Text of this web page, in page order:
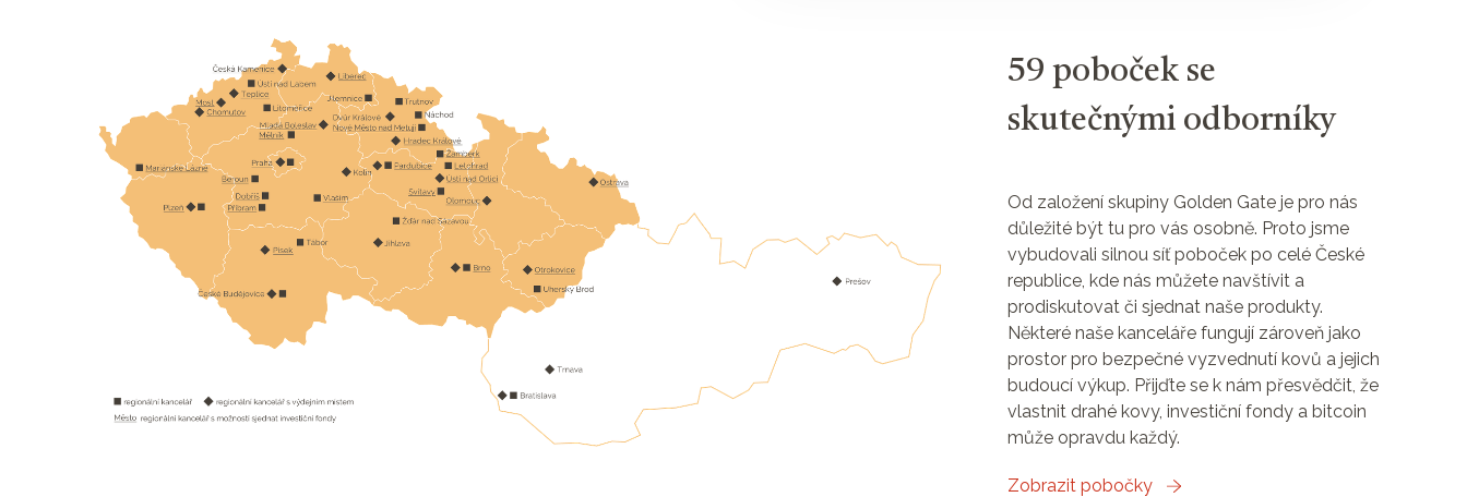
59 poboček se
skutečnými odborníky
Od založení skupiny Golden Gate je pro nás
důležité být tu pro vás osobně. Proto jsme
vybudovali silnou síť poboček po celé České
republice, kde nás můžete navštívit a
prodiskutovat či sjednat naše produkty.
Některé naše kanceláře fungují zároveň jako
prostor pro bezpečné vyzvednutí kovů a jejich
budoucí výkup. Přijďte se k nám přesvědčit, že
vlastnit drahé kovy, investiční fondy a bitcoin
může opravdu každý.
Zobrazit pobočky